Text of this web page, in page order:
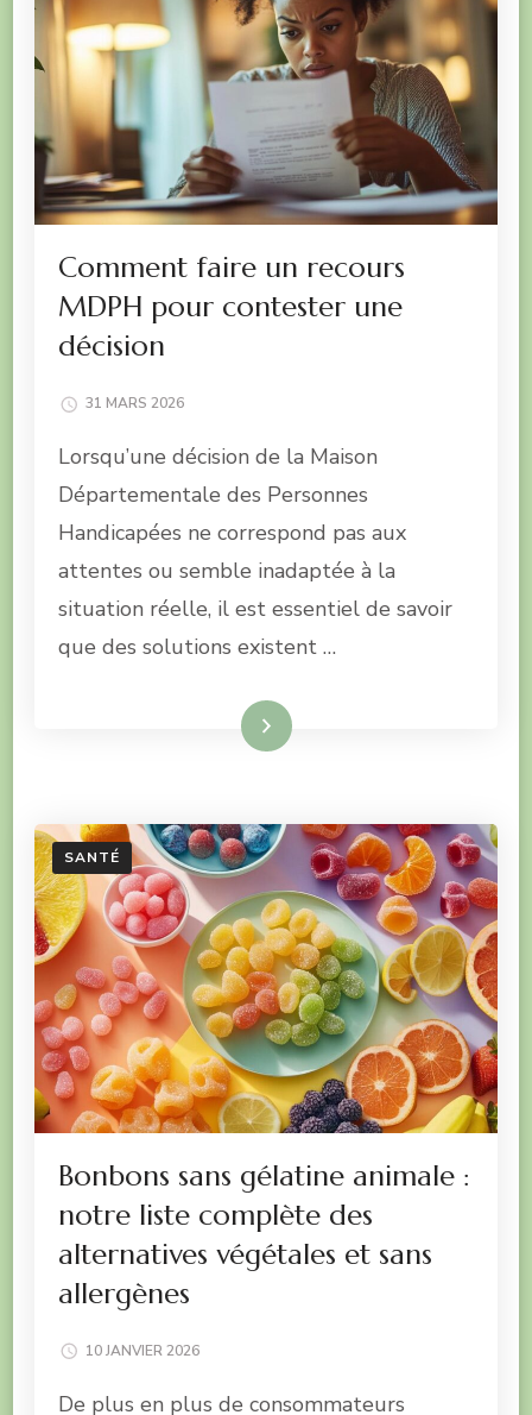
Comment faire un recours
MDPH pour contester une
décision
31 MARS 2026
Lorsqu’une décision de la Maison
Départementale des Personnes
Handicapées ne correspond pas aux
attentes ou semble inadaptée à la
situation réelle, il est essentiel de savoir
que des solutions existent …
Lire la suite
SANTÉ
Bonbons sans gélatine animale :
notre liste complète des
alternatives végétales et sans
allergènes
10 JANVIER 2026
De plus en plus de consommateurs